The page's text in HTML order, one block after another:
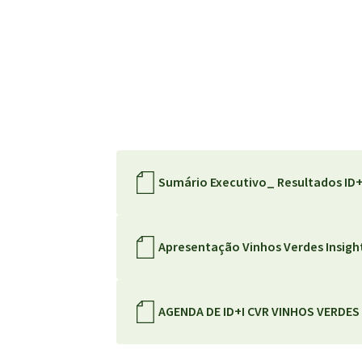
Sumário Executivo_ Resultados
Apresentação Vinhos Verdes
AGENDA DE ID+I CVR VINHOS VERDES